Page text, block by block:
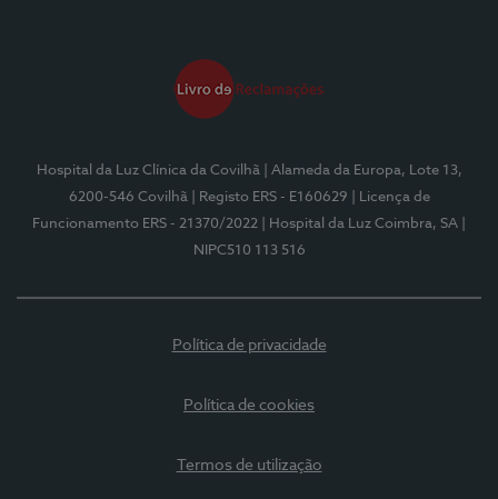
Hospital da Luz Clínica da Covilhã
| Alameda da Europa, Lote 13,
6200-546 Covilhã
| Registo ERS - E160629
| Licença de
Funcionamento ERS - 21370/2022
| Hospital da Luz Coimbra, SA
NIPC510 113 516
Política de privacidade
Política de cookies
Termos de utilização